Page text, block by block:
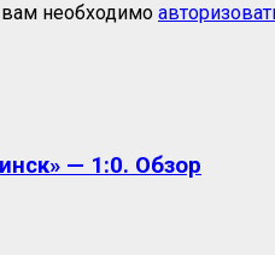
необходимо
— 1:0. Обзор